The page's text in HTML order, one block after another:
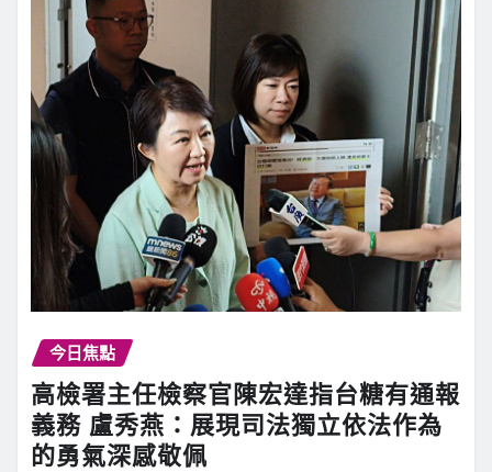
今日焦點
高檢署主任檢察官陳宏達指台糖有通報
義務 盧秀燕：展現司法獨立依法作為
的勇氣深感敬佩